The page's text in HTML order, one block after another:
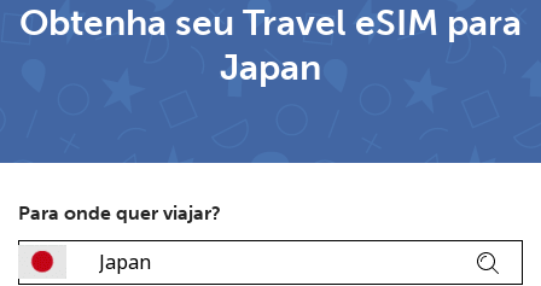
Já tem uma conta?ENTRE →
Obtenha seu Travel eSIM para
Japan
Para onde quer viajar?